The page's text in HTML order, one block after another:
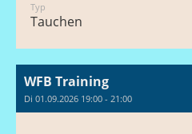
Typ
Tauchen
WFB Training
Di 01.09.2026 19:00 - 21:00